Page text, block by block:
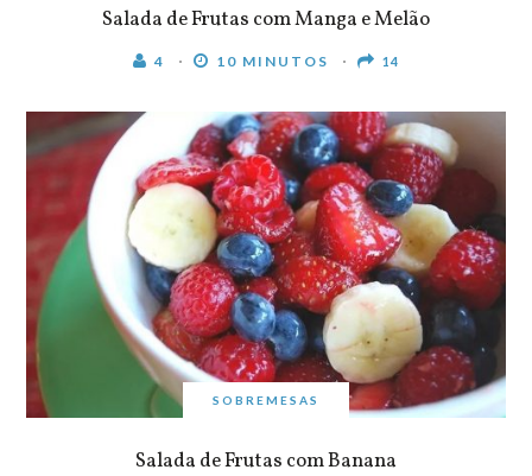
Salada de Frutas com Manga e Melão
4 10 MINUTOS 14
SOBREMESAS
Salada de Frutas com Banana